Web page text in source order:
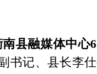
南县融媒体中心
书记、县长李